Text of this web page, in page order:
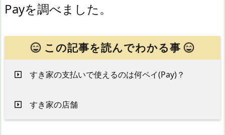
Payを調べました。
この記事を読んでわかる事
すき家の支払いで使えるのは何ペイ(Pay)？
すき家の店舗